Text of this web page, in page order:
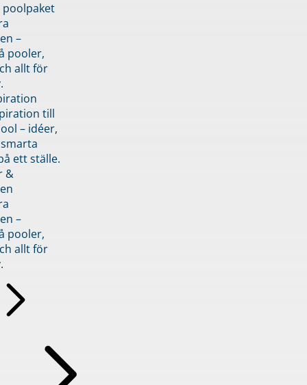
–
pooler,
allt för
till
– idéer,
ett ställe.
&
–
pooler,
allt för